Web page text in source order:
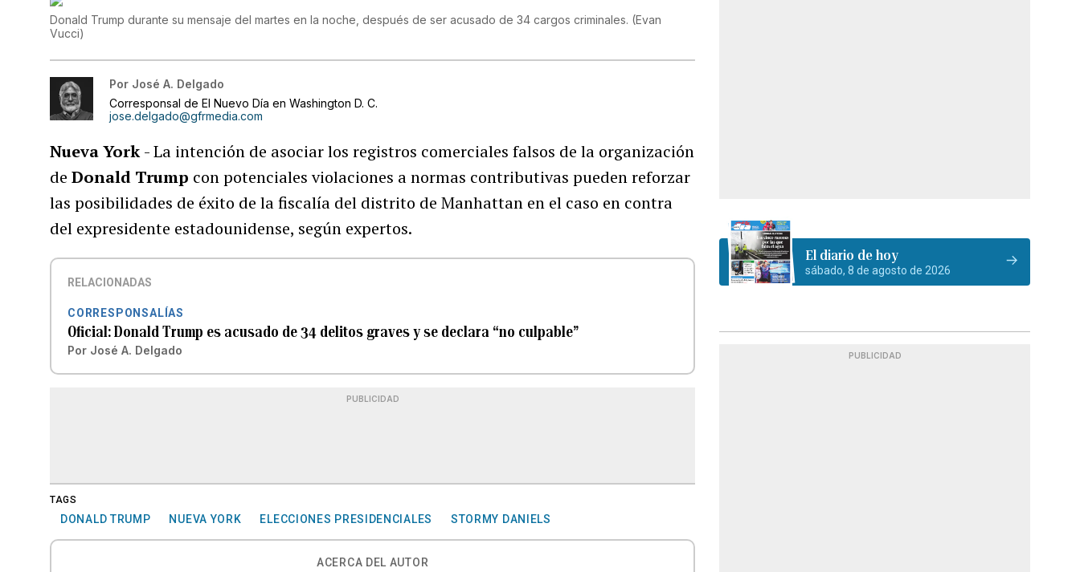
Donald Trump durante su mensaje del martes en la noche, después de ser acusado de 34 cargos criminales. (Evan
Vucci)
Por José A. Delgado
Corresponsal de El Nuevo Día en Washington D. C.
jose.delgado@gfrmedia.com
Nueva York- La intención de asociar los registros comerciales falsos de la organización
de Donald Trump con potenciales violaciones a normas contributivas pueden reforzar
las posibilidades de éxito de la fiscalía del distrito de Manhattan en el caso en contra
del expresidente estadounidense, según expertos.
RELACIONADAS
CORRESPONSALÍAS
Oficial: Donald Trump es acusado de 34 delitos graves y se declara “no culpable”
Por José A. Delgado
PUBLICIDAD
TAGS
DONALD TRUMP NUEVA YORK ELECCIONES PRESIDENCIALES STORMY DANIELS
ACERCA DEL AUTOR
El diario de hoy
sábado, 8 de agosto de 2026
PUBLICIDAD